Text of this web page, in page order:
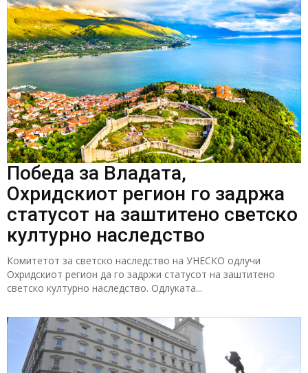
Победа за Владата,
Охридскиот регион го задржа
статусот на заштитено светско
културно наследство
Комитетот за светско наследство на УНЕСКО одлучи
Охридскиот регион да го задржи статусот на заштитено
светско културно наследство. Одлуката...